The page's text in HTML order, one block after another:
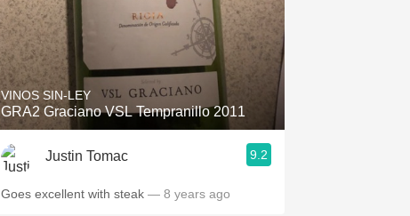
VINOS SIN-LEY
GRA2 Graciano VSL Tempranillo 2011
Justin Tomac 9.2
Goes excellent with steak — 8 years ago